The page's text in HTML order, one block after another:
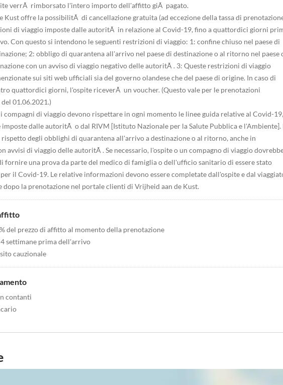
verrÃ rimborsato l'intero importo dell'affitto giÃ pagato.
Kust offre la possibilitÃ di cancellazione gratuita (ad eccezione della tassa di
di viaggio imposte dalle autoritÃ in relazione al Covid-19, fino a quattordici giorni
Con questo si intendono le seguenti restrizioni di viaggio: 1: confine chiuso nel paese di
2: obbligo di quarantena all'arrivo nel paese di destinazione o al ritorno nel paese
con un avviso di viaggio negativo delle autoritÃ . 3: Queste restrizioni di viaggio
sui siti web ufficiali sia del governo olandese che del paese di origine. In caso di
quattordici giorni, l'ospite riceverÃ un voucher. (Questo vale per le prenotazioni
01.06.2021.)
compagni di viaggio devono rispettare in ogni momento le linee guida relative al Covid-19,
imposte dalle autoritÃ o dal RIVM [Istituto Nazionale per la Salute Pubblica e l'Ambiente].
rispetto degli obblighi di quarantena all'arrivo a destinazione o al ritorno, anche in
avvisi di viaggio delle autoritÃ . Se necessario, l'ospite o un compagno di viaggio
fornire una prova da parte del medico di famiglia o dell'ufficio sanitario di essere stato
il Covid-19. Le relative informazioni devono essere completate dall'ospite e dal
dopo la prenotazione nel portale clienti di Vrijheid aan de Kust.
del prezzo di affitto al momento della prenotazione
settimane prima dell'arrivo
cauzionale
contanti